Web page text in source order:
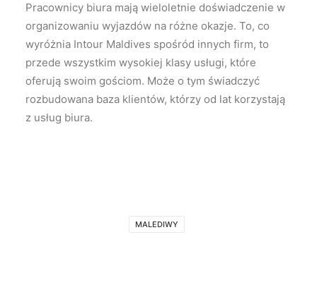
Pracownicy biura mają wieloletnie doświadczenie w
organizowaniu wyjazdów na różne okazje. To, co
wyróżnia Intour Maldives spośród innych firm, to
przede wszystkim wysokiej klasy usługi, które
oferują swoim gościom. Może o tym świadczyć
rozbudowana baza klientów, którzy od lat korzystają
z usług biura.
MALEDIWY